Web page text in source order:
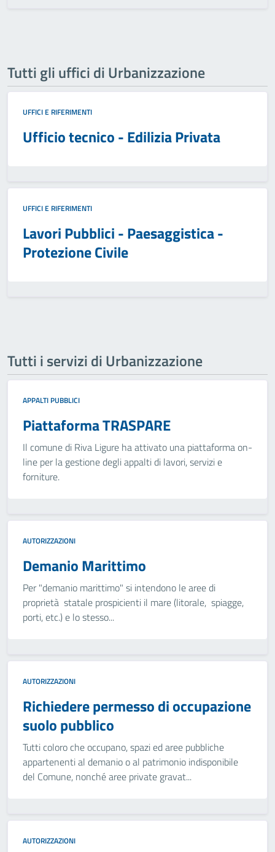
Tutti gli uffici di Urbanizzazione
UFFICI E RIFERIMENTI
Ufficio tecnico - Edilizia Privata
UFFICI E RIFERIMENTI
Lavori Pubblici - Paesaggistica -
Protezione Civile
Tutti i servizi di Urbanizzazione
APPALTI PUBBLICI
Piattaforma TRASPARE
Il comune di Riva Ligure ha attivato una piattaforma on-
line per la gestione degli appalti di lavori, servizi e
forniture.
AUTORIZZAZIONI
Demanio Marittimo
Per "demanio marittimo" si intendono le aree di
proprietà statale prospicienti il mare (litorale, spiagge,
porti, etc.) e lo stesso...
AUTORIZZAZIONI
Richiedere permesso di occupazione
suolo pubblico
Tutti coloro che occupano, spazi ed aree pubbliche
appartenenti al demanio o al patrimonio indisponibile
del Comune, nonché aree private gravat...
AUTORIZZAZIONI